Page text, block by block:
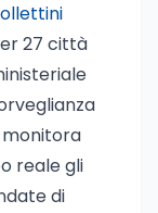
27 città
monitora
reale gli
di